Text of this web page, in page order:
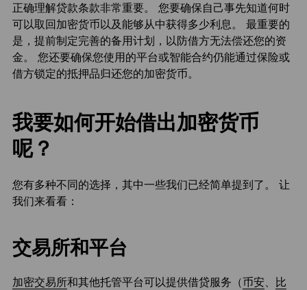
正确理解贷款条款非常重要。 您要确保自己事先知道何时
可以取回加密货币以及能够从中获得多少利息。 最重要的
是，提前制定完善的备用计划，以防借方无法偿还您的资
金。 您还要确保您使用的平台或智能合约仍能通过保险或
借方锁定的抵押品归还您的加密货币。
我要如何开始借出加密货币
呢？
您有多种不同的选择，其中一些我们已经简单提到了。 让
我们来看看：
交易所和平台
加密交易所和其他托管平台可以提供借贷服务（币安、
比